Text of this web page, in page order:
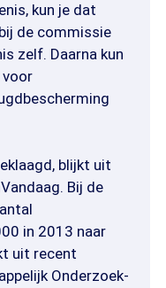
kun je dat
de commissie
zelf. Daarna kun
voor
blijkt uit
Bij de
in 2013 naar
uit recent
Onderzoek-